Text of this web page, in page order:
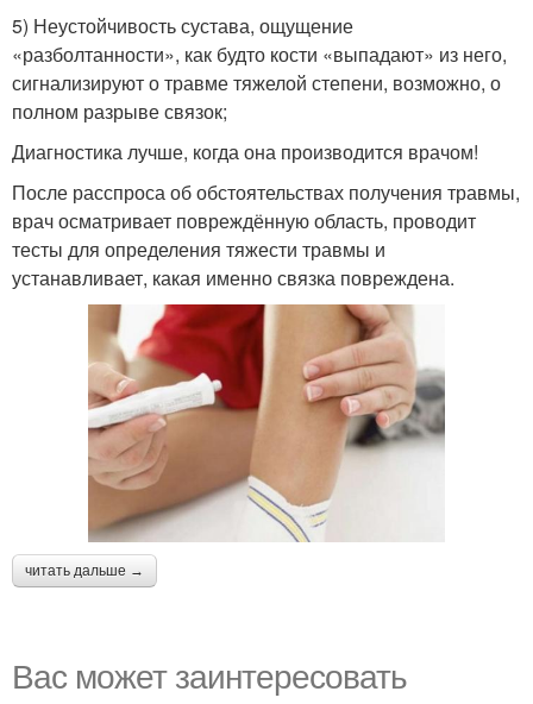
5) Неустойчивость сустава, ощущение
«разболтанности», как будто кости «выпадают» из него,
сигнализируют о травме тяжелой степени, возможно, о
полном разрыве связок;
Диагностика лучше, когда она производится врачом!
После расспроса об обстоятельствах получения травмы,
врач осматривает повреждённую область, проводит
тесты для определения тяжести травмы и
устанавливает, какая именно связка повреждена.
читать дальше →
Вас может заинтересовать